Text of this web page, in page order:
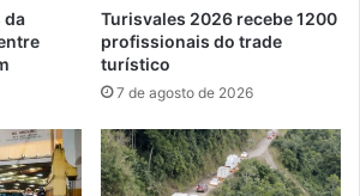
da
Turisvales 2026 recebe 1200
profissionais do trade
turístico
7 de agosto de 2026